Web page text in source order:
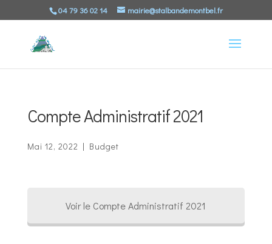
04 79 36 02 14 mairie@stalbandemontbel.fr
Compte Administratif 2021
Mai 12, 2022 | Budget
Voir le Compte Administratif 2021